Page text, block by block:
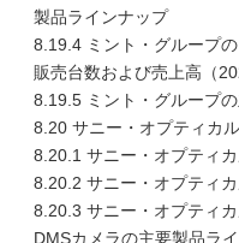
製品ラインナップ
8.19.4 ミント・グループ
販売台数および売上高（
8.19.5 ミント・グループ
8.20 サニー・オプティカ
8.20.1 サニー・オプティ
8.20.2 サニー・オプティ
8.20.3 サニー・オプティ
DMSカメラの主要製品ラ